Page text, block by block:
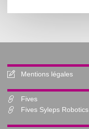
Mentions légales
Fives
Fives Syleps Robotics